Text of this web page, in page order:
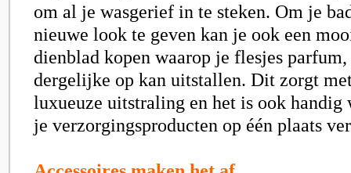
om al je wasgerief in te steken. Om je
nieuwe look te geven kan je ook een
dienblad kopen waarop je flesjes parfum,
dergelijke op kan uitstallen. Dit zorgt
luxueuze uitstraling en het is ook handig
je verzorgingsproducten op één plaats